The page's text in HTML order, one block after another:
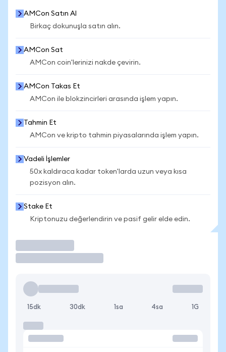
AMCon Satın Al
Birkaç dokunuşla satın alın.
AMCon Sat
AMCon coin'lerinizi nakde çevirin.
AMCon Takas Et
AMCon ile blokzincirleri arasında işlem yapın.
Tahmin Et
AMCon ve kripto tahmin piyasalarında işlem yapın.
Vadeli İşlemler
50x kaldıraca kadar token'larda uzun veya kısa
pozisyon alın.
Stake Et
Kriptonuzu değerlendirin ve pasif gelir elde edin.
15dk 30dk 1sa 4sa 1G